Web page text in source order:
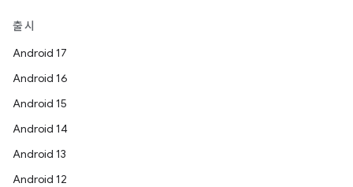
출시
Android 17
Android 16
Android 15
Android 14
Android 13
Android 12